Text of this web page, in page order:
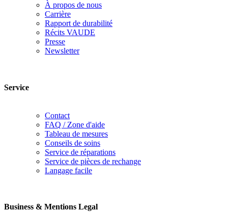
À propos de nous
Carrière
Rapport de durabilité
Récits VAUDE
Presse
Newsletter
Service
Contact
FAQ / Zone d'aide
Tableau de mesures
Conseils de soins
Service de réparations
Service de pièces de rechange
Langage facile
Business & Mentions Legal